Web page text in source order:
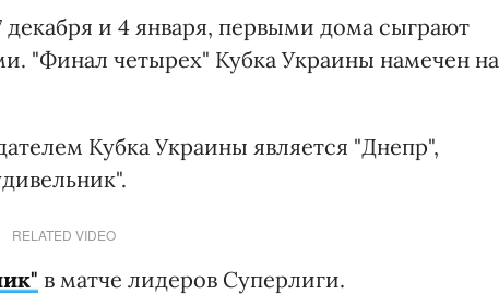
и 4 января, первыми дома сыграют
"Финал четырех" Кубка Украины намечен на
Кубка Украины является "Днепр",
RELATED VIDEO
в матче лидеров Суперлиги.